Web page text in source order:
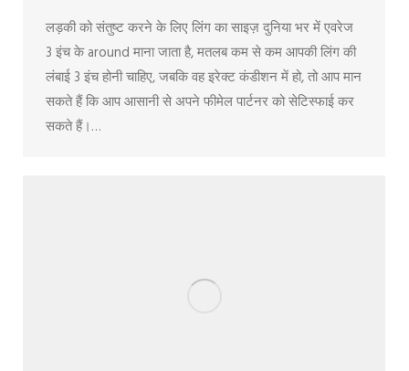
लड़की को संतुष्ट करने के लिए लिंग का साइज़ दुनिया भर में एवरेज
3 इंच के around माना जाता है, मतलब कम से कम आपकी लिंग की
लंबाई 3 इंच होनी चाहिए, जबकि वह इरेक्ट कंडीशन में हो, तो आप मान
सकते हैं कि आप आसानी से अपने फीमेल पार्टनर को सेटिस्फाई कर
सकते हैं।…